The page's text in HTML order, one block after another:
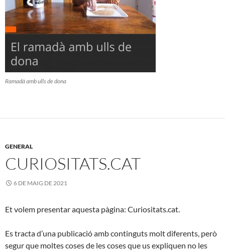
Ramadà amb ulls de dona
GENERAL
CURIOSITATS.CAT
6 DE MAIG DE 2021
Et volem presentar aquesta pàgina: Curiositats.cat.
Es tracta d’una publicació amb continguts molt diferents, però
segur que moltes coses de les coses que us expliquen no les